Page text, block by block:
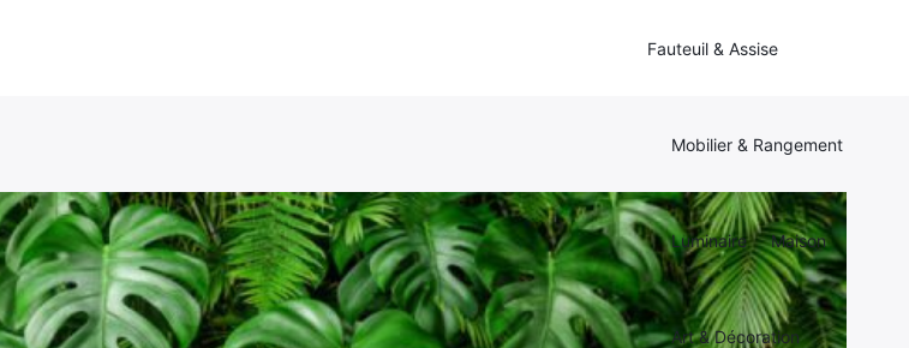
Fauteuil & Assise
Mobilier & Rangement
Luminaire Maison
Art & Décoration